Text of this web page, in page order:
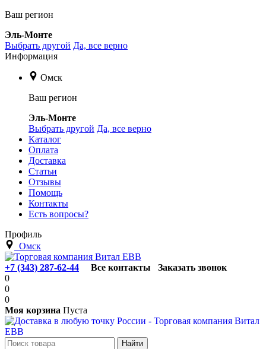
Ваш регион
Эль-Монте
Выбрать другой Да, все верно
Информация
Омск
Ваш регион
Эль-Монте
Выбрать другой Да, все верно
Каталог
Оплата
Доставка
Статьи
Отзывы
Помощь
Контакты
Есть вопросы?
Профиль
Омск
+7 (343) 287-62-44 Все контакты
Заказать звонок
0
0
0
Моя корзина Пуста